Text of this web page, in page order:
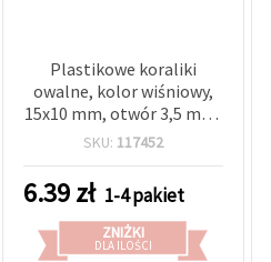
Plastikowe koraliki
owalne, kolor wiśniowy,
15x10 mm, otwór 3,5 mm,
50 g (~70 szt.) – do
naszyjników i dekoracji
DIY
SKU: 117452
6.39zł 1-4 pakiet
ZNIŻKI
DLA ILOŚCI